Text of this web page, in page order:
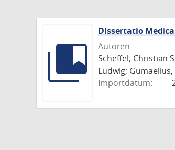
Dissertatio
Autoren
Scheffel, Christian
Ludwig;
Importdatum: